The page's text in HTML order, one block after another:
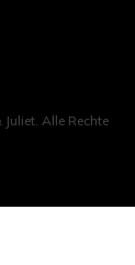
Alle Rechte